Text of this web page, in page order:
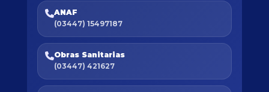
ANAF
(03447) 15497187
Obras Sanitarias
(03447) 421627